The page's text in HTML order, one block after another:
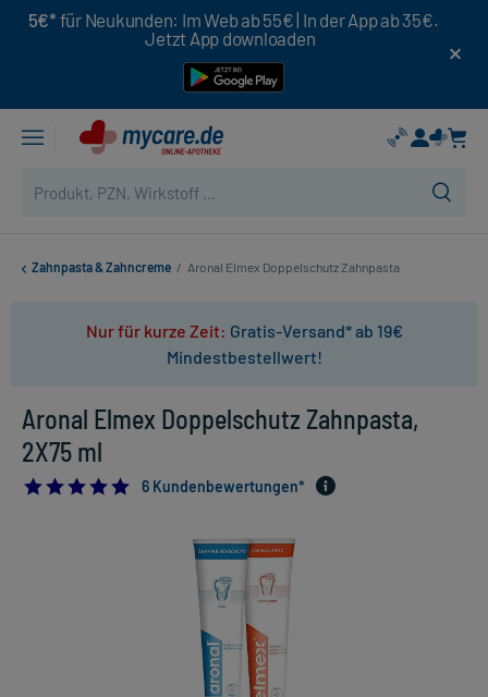
5€* für Neukunden: Im Web ab 55€ | In der App ab 35€.
Jetzt App downloaden
Zahnpasta & Zahncreme / Aronal Elmex Doppelschutz Zahnpasta
Nur für kurze Zeit: Gratis-Versand* ab 19€
Mindestbestellwert!
Aronal Elmex Doppelschutz Zahnpasta,
2X75 ml
5.0
6 Kundenbewertungen*